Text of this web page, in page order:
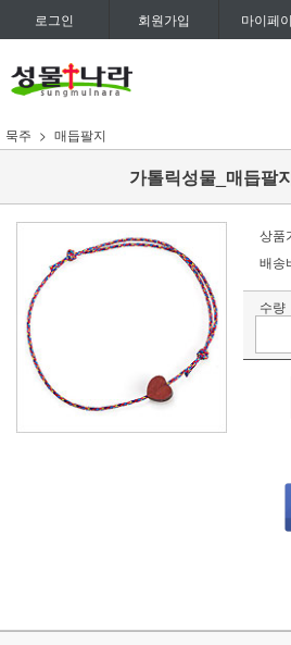
로그인 회원가입 마이페
묵주 매듭팔지
가톨릭성물_매듭팔
상품
배송
수량